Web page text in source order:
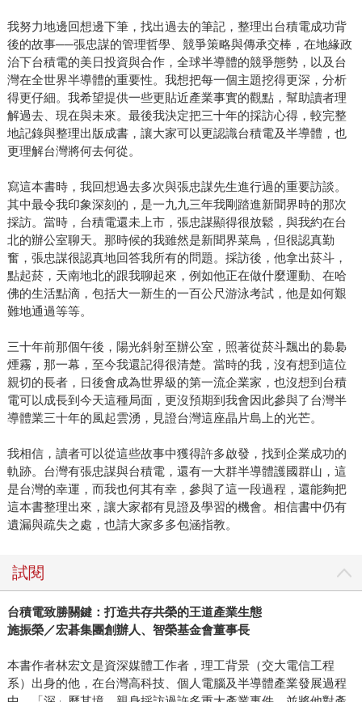
我努力地邊回想邊下筆，找出過去的筆記，整理出台積電成功背
後的故事──張忠謀的管理哲學、競爭策略與傳承交棒，在地緣政
治下台積電的美日投資與合作，全球半導體的競爭態勢，以及台
灣在全世界半導體的重要性。我想把每一個主題挖得更深，分析
得更仔細。我希望提供一些更貼近產業事實的觀點，幫助讀者理
解過去、現在與未來。最後我決定把三十年的採訪心得，較完整
地記錄與整理出版成書，讓大家可以更認識台積電及半導體，也
更理解台灣將何去何從。
寫這本書時，我回想過去多次與張忠謀先生進行過的重要訪談。
其中最令我印象深刻的，是一九九三年我剛踏進新聞界時的那次
採訪。當時，台積電還未上市，張忠謀顯得很放鬆，與我約在台
北的辦公室聊天。那時候的我雖然是新聞界菜鳥，但很認真勤
奮，張忠謀很認真地回答我所有的問題。採訪後，他拿出菸斗，
點起菸，天南地北的跟我聊起來，例如他正在做什麼運動、在哈
佛的生活點滴，包括大一新生的一百公尺游泳考試，他是如何艱
難地通過等等。
三十年前那個午後，陽光斜射至辦公室，照著從菸斗飄出的裊裊
煙霧，那一幕，至今我還記得很清楚。當時的我，沒有想到這位
親切的長者，日後會成為世界級的第一流企業家，也沒想到台積
電可以成長到今天這種局面，更沒預期到我會因此參與了台灣半
導體業三十年的風起雲湧，見證台灣這座晶片島上的光芒。
我相信，讀者可以從這些故事中獲得許多啟發，找到企業成功的
軌跡。台灣有張忠謀與台積電，還有一大群半導體護國群山，這
是台灣的幸運，而我也何其有幸，參與了這一段過程，還能夠把
這本書整理出來，讓大家都有見證及學習的機會。相信書中仍有
遺漏與疏失之處，也請大家多多包涵指教。
試閱
台積電致勝關鍵：打造共存共榮的王道產業生態
施振榮／宏碁集團創辦人、智榮基金會董事長
本書作者林宏文是資深媒體工作者，理工背景（交大電信工程
系）出身的他，在台灣高科技、個人電腦及半導體產業發展過程